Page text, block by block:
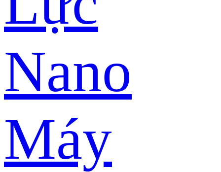
Nano
Máy